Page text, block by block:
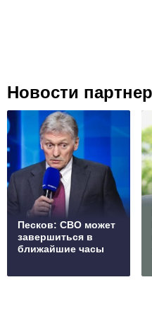
Новости
Песков: СВО может
завершиться в
ближайшие часы